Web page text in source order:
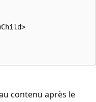
contenu après le